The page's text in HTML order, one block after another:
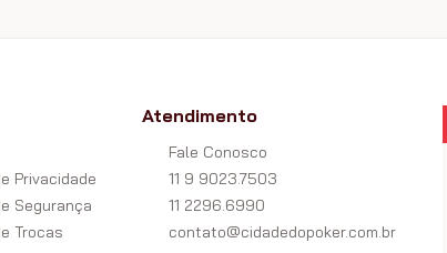
Privacidade
Segurança
Trocas
Atendimento
Fale Conosco
11 9 9023.7503
11 2296.6990
contato@cidadedopoker.com.br